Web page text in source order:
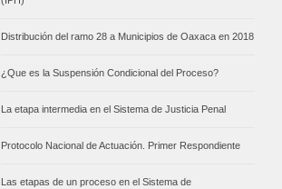
Distribución del ramo 28 a Municipios de Oaxaca en 2018
¿Que es la Suspensión Condicional del Proceso?
La etapa intermedia en el Sistema de Justicia Penal
Protocolo Nacional de Actuación. Primer Respondiente
Las etapas de un proceso en el Sistema de